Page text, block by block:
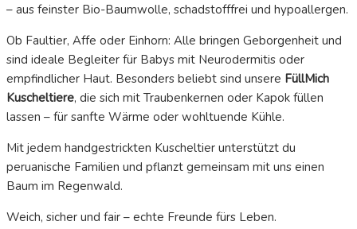
– aus feinster Bio-Baumwolle, schadstofffrei und hypoallergen.
Ob Faultier, Affe oder Einhorn: Alle bringen Geborgenheit und
sind ideale Begleiter für Babys mit Neurodermitis oder
empfindlicher Haut. Besonders beliebt sind unsere FüllMich
Kuscheltiere, die sich mit Traubenkernen oder Kapok füllen
lassen – für sanfte Wärme oder wohltuende Kühle.
Mit jedem handgestrickten Kuscheltier unterstützt du
peruanische Familien und pflanzt gemeinsam mit uns einen
Baum im Regenwald.
Weich, sicher und fair – echte Freunde fürs Leben.